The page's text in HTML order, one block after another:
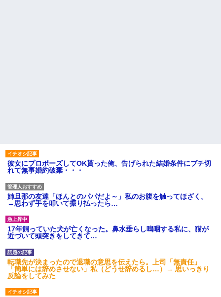
彼女にプロポーズしてOK貰った俺、告げられた結婚条件にブチ切
れて無事婚約破棄・・・
姉旦那の友達「ほんとのパパだよ～」私のお腹を触ってほざく。
→思わず手を叩いて振り払ったら…
17年飼っていた犬が亡くなった。鼻水垂らし嗚咽する私に、猫が
近づいて頭突きをしてきて…
転職先が決まったので退職の意思を伝えたら。上司「無責任」
「簡単には辞めさせない」私（どうせ辞めるし…）→ 思いっきり
反論をしてみた